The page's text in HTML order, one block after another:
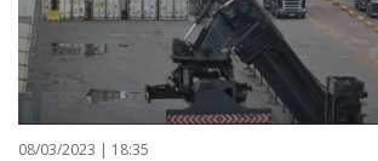
08/03/2023 | 18:35